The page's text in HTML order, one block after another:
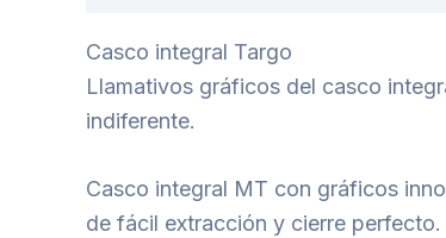
Casco integral Targo
Llamativos gráficos del casco
indiferente.
Casco integral MT con gráficos
de fácil extracción y cierre